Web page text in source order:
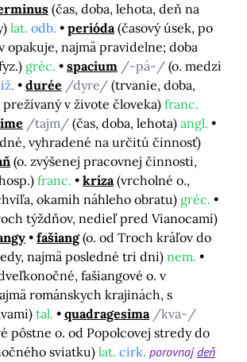
(čas, doba, lehota, deň na
lat. odb. perióda (časový úsek, po
opakuje, najmä pravidelne; doba
gréc. spacium /-pá-/ (o. medzi
durée /dyre/ (trvanie, doba,
v živote človeka) franc.
/tajm/ (čas, doba, lehota) angl.
vyhradené na určitú činnosť)
(o. zvýšenej pracovnej činnosti,
franc. kríza (vrcholné o.,
okamih náhleho obratu) gréc.
týždňov, nedieľ pred Vianocami)
fašiang (o. od Troch kráľov do
najmä posledné tri dni) nem.
fašiangové o. v
románskych krajinách, s
tal. quadragesima /kva-/
pôstne o. od Popolcovej stredy do
sviatku)lat. cirk. porovnajdeň